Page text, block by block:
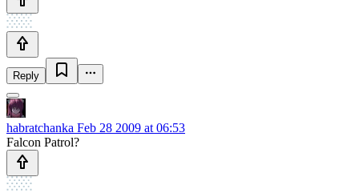
Reply
habratchanka Feb 28 2009 at 06:53
Falcon Patrol?